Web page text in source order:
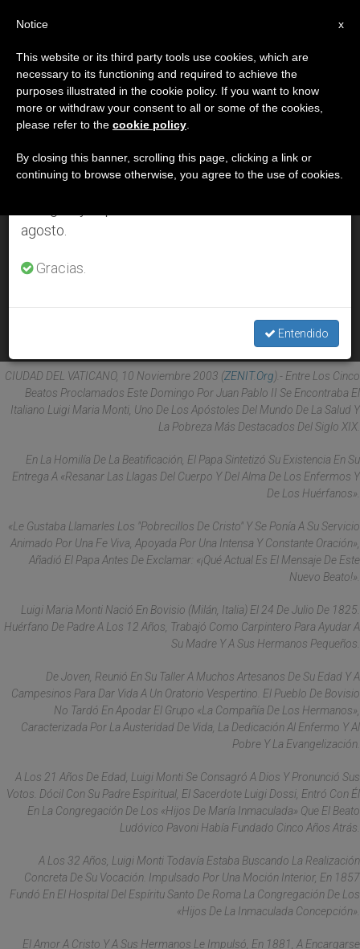
DÍA
Noviembre 10th, 2003
ÚLTIMAS NOTICIAS
Luigi Monti, apóstol de los enfermos y marginados, a los
NOV 10, 2003 00:00
CIUDAD DEL VATICANO, 10 Noviembre 2003 (ZENIT.org).- Entre Los Cinco
Beatos Proclamados Este Domingo Por Juan Pablo II Se Encontraba El
Italiano Luigi Maria Monti, Uno De Los Apóstoles Del Mundo De La Salud Y
La Pobreza Más Destacados Del Siglo XIX.
En La Homilía De La Beatificación, El Papa Sintetizó Su Existencia En Su
Entrega A «resanar Las Llagas Del Cuerpo Y Del Alma De Los Enfermos Y
De Los Huérfanos».
«Le Gustaba Llamarles Los "pobrecillos De Cristo" Y Se Ponía A Su Servicio
Animado Por Una Fe Viva, Apoyada Por Una Intensa Y Constante Oración»,
Añadió El Papa Antes De Exclamar: «¡Qué Actual Es El Mensaje De Este
Nuevo Beato!».
Luigi Maria Monti Nació En Bovisio (Milán, Italia) El 24 De Julio De 1825.
Huérfano De Padre A Los 12 Años, Trabajó Como Carpintero Para Ayudar A
Su Madre Y A Sus Hermanos Pequeños.
De Joven, Reunió En Su Taller A Muchos Artesanos De Su Edad Y A
Campesinos Para Dar Vida A Un Oratorio Vespertino. El Pueblo De Bovisio
No Tardó En Apodar El Grupo «La Compañía De Los Hermanos»,
Caracterizada Por La Austeridad De Vida, La Dedicación Al Enfermo Y Al
Pobre Y La Evangelización.
A Los 21 Años De Edad, Luigi Monti Se Consagró A Dios Y Pronunció Sus
Votos. Dócil Con Su Padre Espiritual, El Sacerdote Luigi Dossi, Entró Con Él
En La Congregación De Los «Hijos De María Inmaculada» Que El Beato
Ludóvico Pavoni Había Fundado Cinco Años Atrás.
A Los 32 Años, Luigi Monti Todavía Estaba Buscando La Realización
Concreta De Su Vocación. Impulsado Por Una Moción Interior, En 1857
Fundó En El Hospital Del Espíritu Santo De Roma La Congregación De Los
«Hijos De La Inmaculada Concepción».
El Amor A Cristo Y A Sus Hermanos Le Impulsó, En 1881, A Encargarse
×
Aviso importante
Del 27 de julio al 7 de agosto haremos la pausa
anual, aprovechando que en el periodo de verano
se generan menos informaciones y también el
agosto.
Gracias.
Entendido
x
Notice
This website or its third party tools use cookies, which are
necessary to its functioning and required to achieve the
purposes illustrated in the cookie policy. If you want to know
more or withdraw your consent to all or some of the cookies,
please refer to the cookie policy
By closing this banner, scrolling this page, clicking a link or
continuing to browse otherwise, you agree to the use of cookies.